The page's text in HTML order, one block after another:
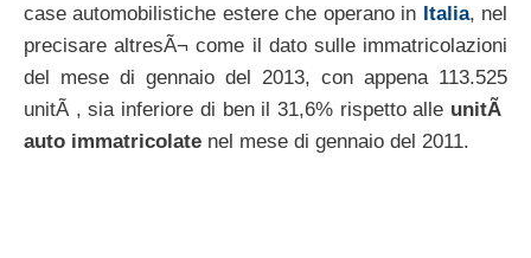
case automobilistiche estere che operano in Italia, nel
precisare altresÃ¬ come il dato sulle immatricolazioni
del mese di gennaio del 2013, con appena 113.525
unitÃ , sia inferiore di ben il 31,6% rispetto alle unitÃ
auto immatricolate nel mese di gennaio del 2011.